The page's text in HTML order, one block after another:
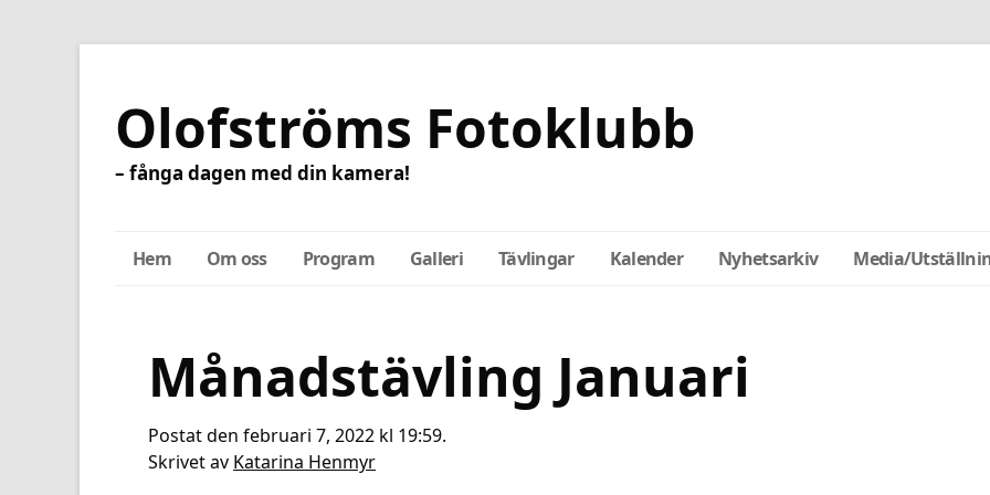
Olofströms Fotoklubb
– fånga dagen med din kamera!
Hem Om oss Program Galleri Tävlingar Kalender Nyhetsarkiv Media/
Månadstävling Januari
Postat den februari 7, 2022 kl 19:59.
Skrivet av Katarina Henmyr